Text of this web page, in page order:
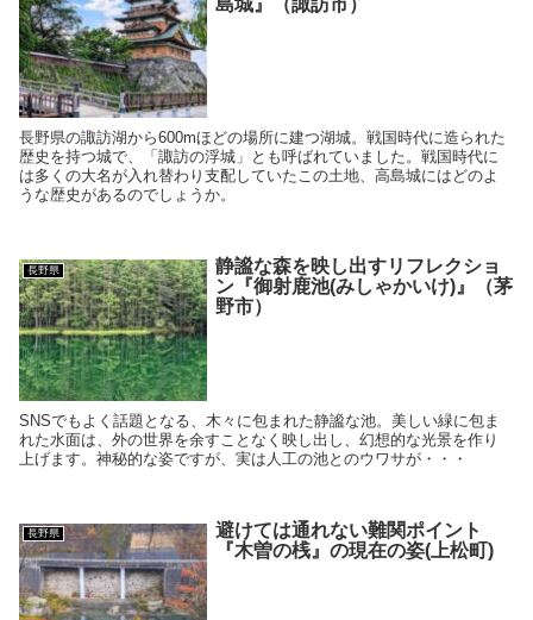
島城』（諏訪市）
長野県の諏訪湖から600mほどの場所に建つ湖城。戦国時代に造られた
歴史を持つ城で、「諏訪の浮城」とも呼ばれていました。戦国時代に
は多くの大名が入れ替わり支配していたこの土地、高島城にはどのよ
うな歴史があるのでしょうか。
長野県
静謐な森を映し出すリフレクショ
ン『御射鹿池(みしゃかいけ)』（茅
野市）
SNSでもよく話題となる、木々に包まれた静謐な池。美しい緑に包ま
れた水面は、外の世界を余すことなく映し出し、幻想的な光景を作り
上げます。神秘的な姿ですが、実は人工の池とのウワサが・・・
長野県
避けては通れない難関ポイント
『木曽の桟』の現在の姿(上松町)